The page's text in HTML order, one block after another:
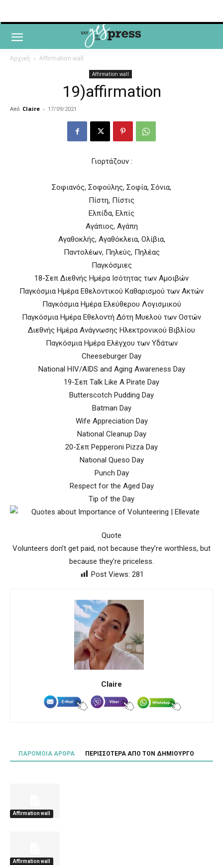
Αρχική Affirmation wall
Affirmation wall
19)affirmation
Από Claire - 17/09/2021
Γιορτάζουν :
Σοφιανός, Σοφούλης, Σοφία, Σόνια,
Πίστη, Πίστις
Ελπίδα, Ελπίς
Αγάπιος, Αγάπη
Αγαθοκλής, Αγαθόκλεια, Ολίβια,
Παντολέων, Πηλεύς, Πηλέας
Παγκόσμιες
18-Σεπ Διεθνής Ημέρα Ισότητας των Αμοιβών
Παγκόσμια Ημέρα Εθελοντικού Καθαρισμού των Ακτών
Παγκόσμια Ημέρα Ελεύθερου Λογισμικού
Παγκόσμια Ημέρα Εθελοντή Δότη Μυελού των Οστών
Διεθνής Ημέρα Ανάγνωσης Ηλεκτρονικού Βιβλίου
Παγκόσμια Ημέρα Ελέγχου των Υδάτων
Cheeseburger Day
National HIV/AIDS and Aging Awareness Day
19-Σεπ Talk Like A Pirate Day
Butterscotch Pudding Day
Batman Day
Wife Appreciation Day
National Cleanup Day
20-Σεπ Pepperoni Pizza Day
National Queso Day
Punch Day
Respect for the Aged Day
Tip of the Day
Quote
Volunteers don’t get paid, not because they’re worthless, but
because they’re priceless.
Post Views: 281
Claire
ΠΑΡΟΜΟΙΑ ΑΡΘΡΑ ΠΕΡΙΣΣΟΤΕΡΑ ΑΠΟ ΤΟΝ ΔΗΜΙΟΥΡΓΟ
Affirmation wall
Affirmation wall